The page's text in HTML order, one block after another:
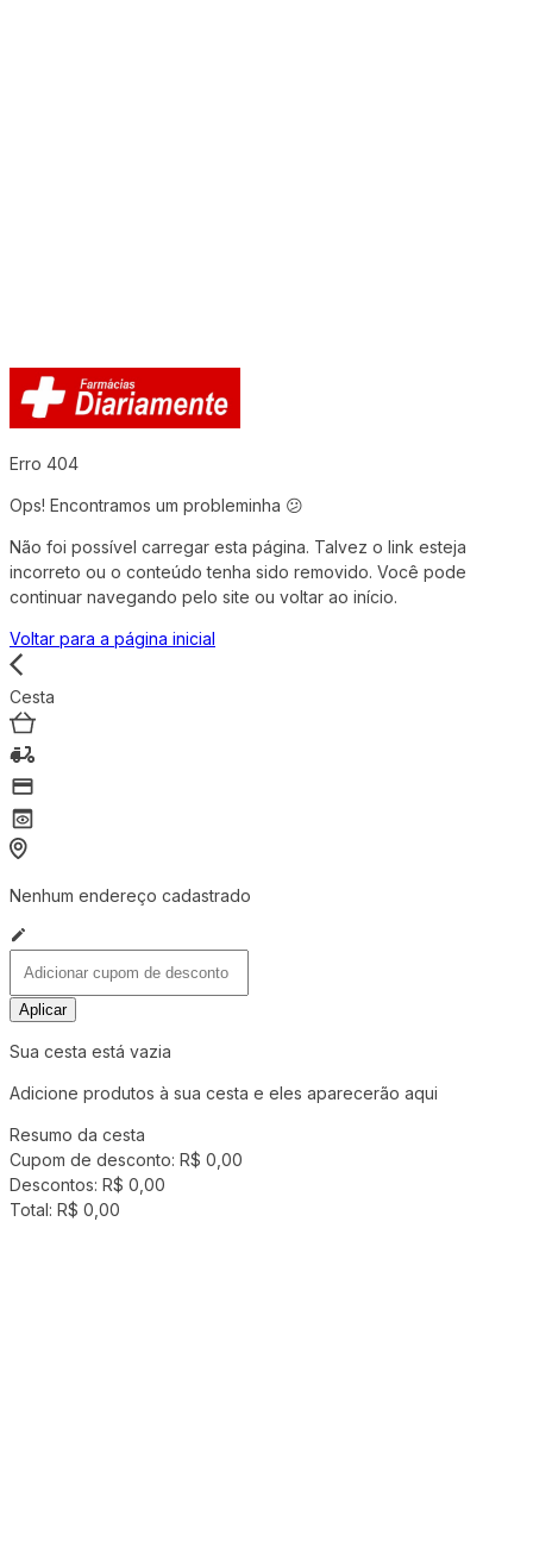
Erro 404
Ops! Encontramos um probleminha 😕
Não foi possível carregar esta página. Talvez o link esteja
incorreto ou o conteúdo tenha sido removido. Você pode
continuar navegando pelo site ou voltar ao início.
Voltar para a página inicial
Cesta
Nenhum endereço cadastrado
Aplicar
Sua cesta está vazia
Adicione produtos à sua cesta e eles aparecerão aqui
Resumo da cesta
Cupom de desconto: R$ 0,00
Descontos: R$ 0,00
Total: R$ 0,00